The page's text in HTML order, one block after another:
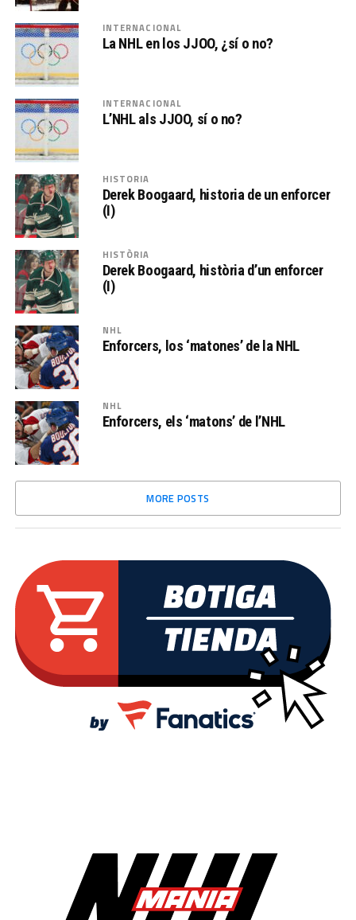
INTERNACIONAL
La NHL en los JJOO, ¿sí o no?
INTERNACIONAL
L’NHL als JJOO, sí o no?
HISTORIA
Derek Boogaard, historia de un enforcer
(I)
HISTÒRIA
Derek Boogaard, història d’un enforcer
(I)
NHL
Enforcers, los ‘matones’ de la NHL
NHL
Enforcers, els ‘matons’ de l’NHL
MORE POSTS